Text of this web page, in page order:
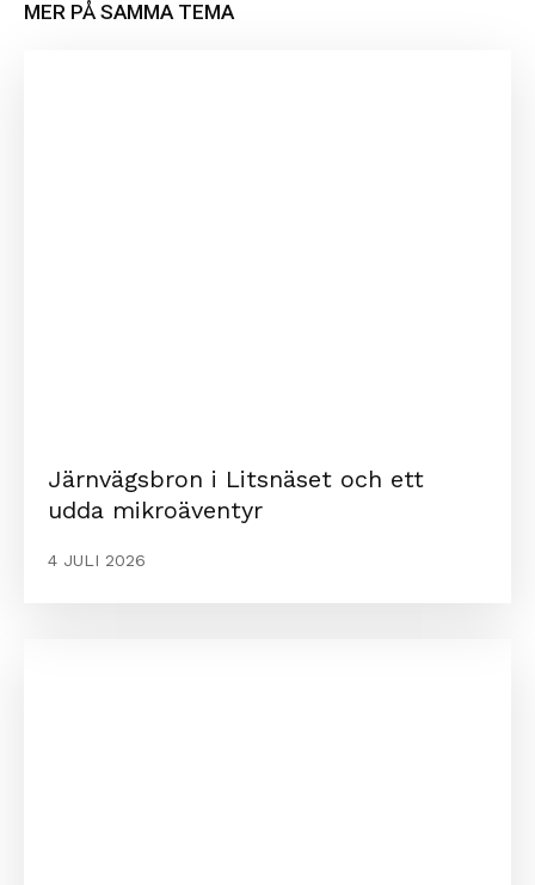
MER PÅ SAMMA TEMA
Järnvägsbron i Litsnäset och ett
udda mikroäventyr
4 JULI 2026